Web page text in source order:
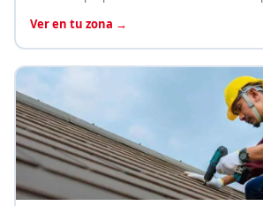
Ver en tu zona →